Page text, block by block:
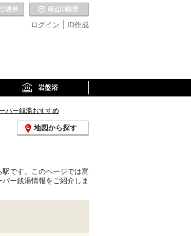
ID作成
ログイン
お気に入りの温泉
岩盤浴
パー銭湯おすすめ
地図から探す
です。このページでは富
ー銭湯情報をご紹介しま